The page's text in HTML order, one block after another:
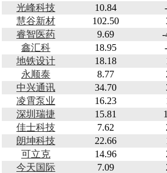
光峰科技
10.84
慧谷新材
102.50
睿智医药
9.69 -
鑫汇科
18.95
地铁设计
18.18
永顺泰
8.77
中兴通讯
34.70
凌霄泵业
16.23
深圳瑞捷
15.81
佳士科技
7.62
朗坤科技
22.66
可立克
14.96
今天国际
7.09